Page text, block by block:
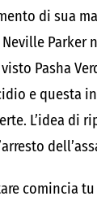
di sua
Parker
Pasha
e questa
L’idea di
comincia tu